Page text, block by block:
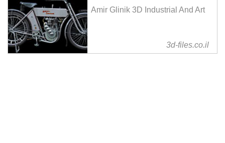
Amir Glinik 3D Industrial And Art
3d-files.co.il